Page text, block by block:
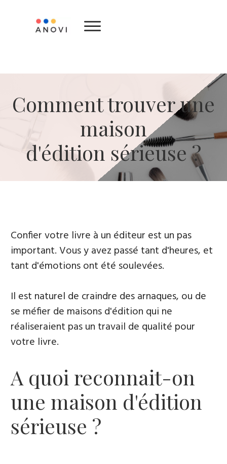
Comment trouver une
maison
d'édition sérieuse ?
Confier votre livre à un éditeur est un pas
important. Vous y avez passé tant d'heures, et
tant d'émotions ont été soulevées.
Il est naturel de craindre des arnaques, ou de
se méfier de maisons d'édition qui ne
réaliseraient pas un travail de qualité pour
votre livre.
A quoi reconnait-on
une maison d'édition
sérieuse ?